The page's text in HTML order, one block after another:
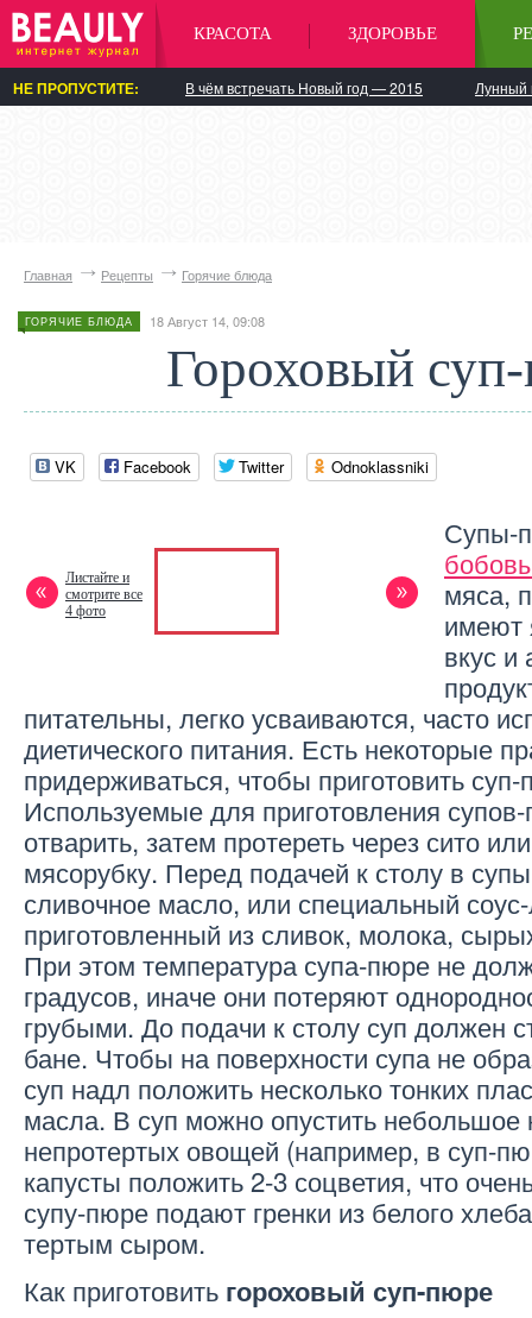
КРАСОТА ЗДОРОВЬЕ
НЕ ПРОПУСТИТЕ: В чём встречать Новый год — 2015 Лунный
Главная Рецепты Горячие блюда
ГОРЯЧИЕ БЛЮДА 18 Август 14, 09:08
Гороховый
VK Facebook Twitter Odnoklassniki
Листайте и
смотрите все
4 фото
Супы-
мяса,
имеют
вкус и
питательны, легко усваиваются, часто
диетического питания. Есть некоторые
придерживаться, чтобы приготовить
Используемые для приготовления
отварить, затем протереть через сито
мясорубку. Перед подачей к столу в
сливочное масло, или специальный
приготовленный из сливок, молока,
При этом температура супа-пюре не
градусов, иначе они потеряют
грубыми. До подачи к столу суп должен
бане. Чтобы на поверхности супа не
суп надл положить несколько тонких
масла. В суп можно опустить небольшое
непротертых овощей (например, в суп-
капусты положить 2-3 соцветия, что
супу-пюре подают гренки из белого
тертым сыром.
Как приготовить гороховый суп-пюре